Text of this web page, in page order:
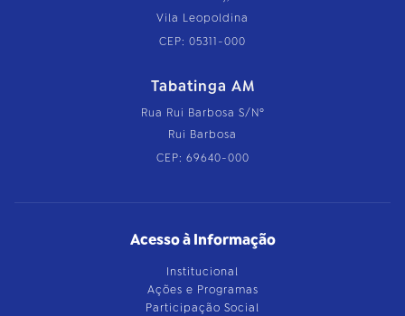
Vila Leopoldina
CEP: 05311-000
Tabatinga AM
Rua Rui Barbosa S/Nº
Rui Barbosa
CEP: 69640-000
Acesso à Informação
Institucional
Ações e Programas
Participação Social